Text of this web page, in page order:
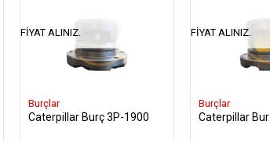
Burçlar
Caterpillar Burç 3P-1900
FIYAT ALINIZ.
Burçlar
Caterpillar
FIYAT ALINIZ.